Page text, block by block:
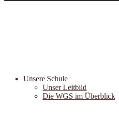
Unsere Schule
Unser Leitbild
Die WGS im Überblick